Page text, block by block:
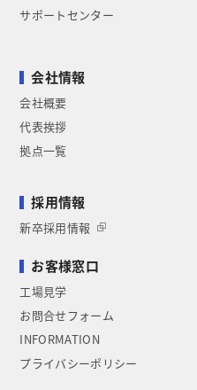
サポートセンター
会社情報
会社概要
代表挨拶
拠点一覧
採用情報
新卒採用情報
お客様窓口
工場見学
お問合せフォーム
INFORMATION
プライバシーポリシー